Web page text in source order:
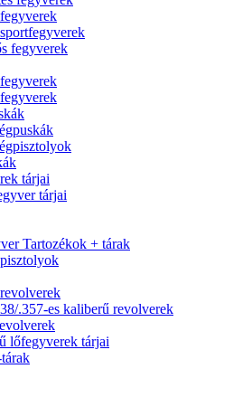
fegyverek
tárjai
tárjai
Tartozékok + tárak
.357-es kaliberű revolverek
lőfegyverek tárjai